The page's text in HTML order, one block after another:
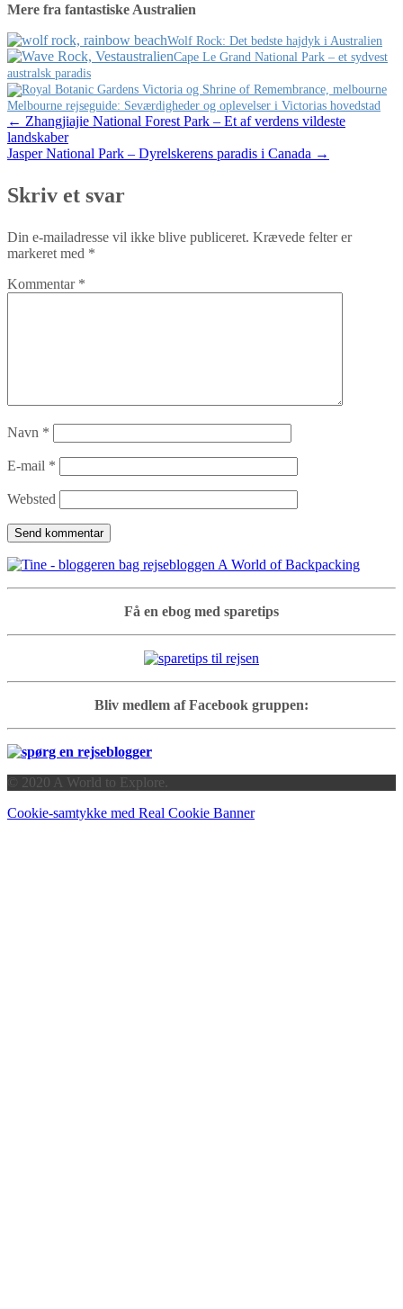
Mere fra fantastiske Australien
Wolf Rock: Det bedste hajdyk i Australien
Cape Le Grand National Park – et sydvest
australsk paradis
Melbourne rejseguide: Seværdigheder og oplevelser i Victorias hovedstad
Post
navigation
← Zhangjiajie National Forest Park – Et af verdens vildeste
landskaber
Jasper National Park – Dyrelskerens paradis i Canada →
Skriv et svar
Din e-mailadresse vil ikke blive publiceret. Krævede felter er
markeret med *
Kommentar *
Navn *
E-mail *
Websted
Få en ebog med sparetips
Bliv medlem af Facebook gruppen:
© 2020 A World to Explore.
Cookie-samtykke med Real Cookie Banner